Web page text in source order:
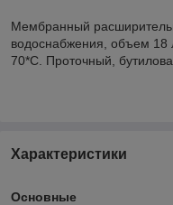
Мембранный
водоснабжения, объем 18
70*С. Проточный,
Характеристики
Основные